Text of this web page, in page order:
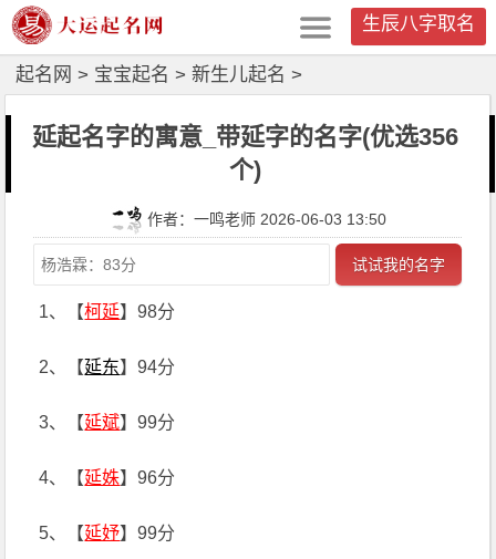
生辰八字取名
起名网 > 宝宝起名 >新生儿起名 >
延起名字的寓意_带延字的名字(优选356
个)
作者：一鸣老师 2026-06-03 13:50
试试我的名字
1、【柯延】98分
2、【延东】94分
3、【延斌】99分
4、【延姝】96分
5、【延妤】99分